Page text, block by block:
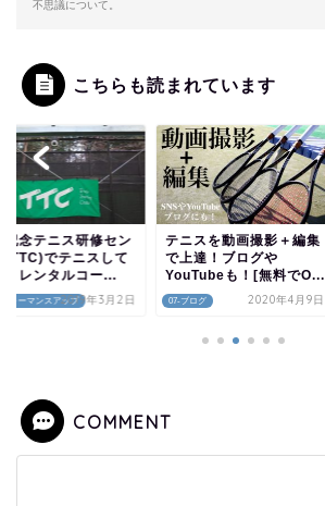
不思議について。
こちらも読まれています
ォーマンスアップ
記念テニス研修セン
(TTC)でテニスして
！レンタルコー...
2019年3月2日 07-ブログ
テニスを動画撮影＋編集
で上達！ブログや
YouTubeも！[無料でO...
2020年4月9日
COMMENT